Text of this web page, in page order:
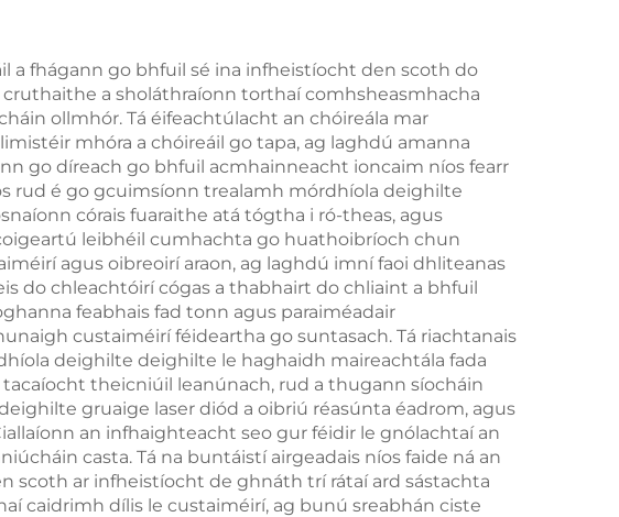
Raidi-
Aghaidh
Glanadh
a fhágann go bhfuil sé ina infheistíocht den scoth do
a sholáthraíonn torthaí comhsheasmhacha
ollmhór. Tá éifeachtúlacht an chóireála mar
mhóra a chóireáil go tapa, ag laghdú amanna
go díreach go bhfuil acmhainneacht ioncaim níos fearr
rud é go gcuimsíonn trealamh mórdhíola deighilte
córais fuaraithe atá tógtha i ró-theas, agus
leibhéil cumhachta go huathoibríoch chun
agus oibreoirí araon, ag laghdú imní faoi dhliteanas
do chleachtóirí cógas a thabhairt do chliaint a bhfuil
feabhais fad tonn agus paraiméadair
custaiméirí féideartha go suntasach. Tá riachtanais
deighilte deighilte le haghaidh maireachtála fada
theicniúil leanúnach, rud a thugann síocháin
gruaige laser diód a oibriú réasúnta éadrom, agus
an infhaighteacht seo gur féidir le gnólachtaí an
casta. Tá na buntáistí airgeadais níos faide ná an
scoth ar infheistíocht de ghnáth trí rátaí ard sástachta
caidrimh dílis le custaiméirí, ag bunú sreabhán ciste